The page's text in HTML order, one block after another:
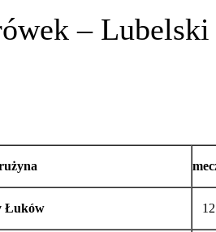
–
Łuków 12